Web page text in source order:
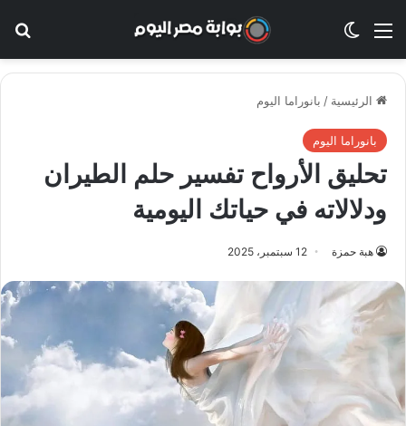
القائمة الوضع المظلم
الرئيسية / بانوراما اليوم
بانوراما اليوم
تحليق الأرواح تفسير حلم الطيران
ودلالاته في حياتك اليومية
هبة حمزة 12 سبتمبر، 2025